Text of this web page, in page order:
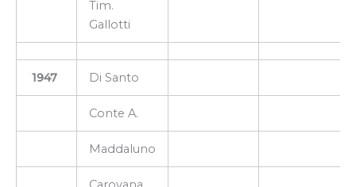
Tim.
Gallotti
1947 Di Santo
Conte A.
Maddaluno